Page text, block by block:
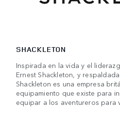
SHACKLETON
Inspirada en la vida y el
Ernest Shackleton, y
Shackleton es una empresa
equipamiento que existe para
equipar a los aventureros para